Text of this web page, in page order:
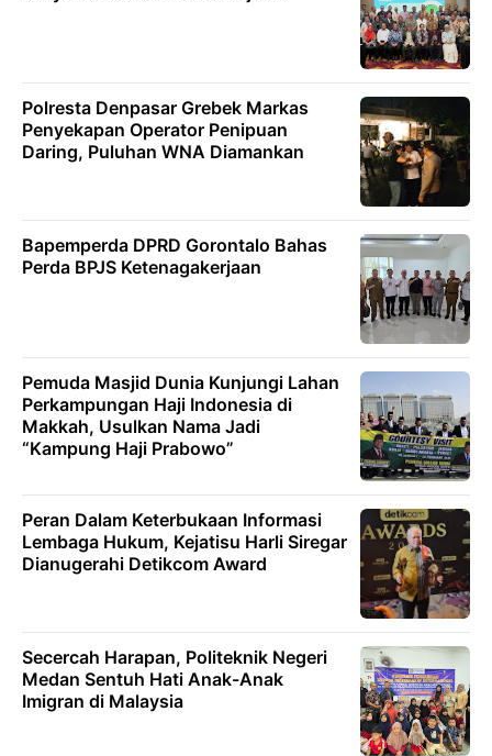
Polresta Denpasar Grebek Markas
Penyekapan Operator Penipuan
Daring, Puluhan WNA Diamankan
Bapemperda DPRD Gorontalo Bahas
Perda BPJS Ketenagakerjaan
Pemuda Masjid Dunia Kunjungi Lahan
Perkampungan Haji Indonesia di
Makkah, Usulkan Nama Jadi
“Kampung Haji Prabowo”
Peran Dalam Keterbukaan Informasi
Lembaga Hukum, Kejatisu Harli Siregar
Dianugerahi Detikcom Award
Secercah Harapan, Politeknik Negeri
Medan Sentuh Hati Anak-Anak
Imigran di Malaysia